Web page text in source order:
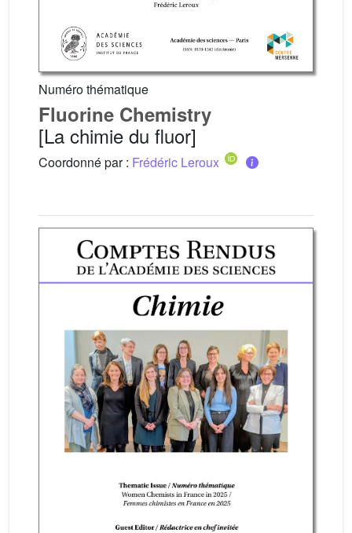
Numéro thématique
Fluorine Chemistry
[La chimie du fluor]
Coordonné par : Frédéric Leroux